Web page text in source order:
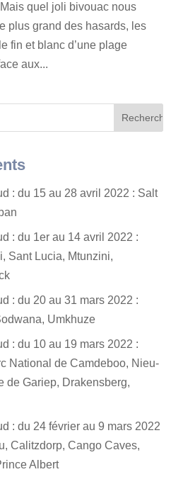
quel joli bivouac nous
plus grand des hasards, les
fin et blanc d’une plage
aux...
: du 15 au 28 avril 2022 : Salt
: du 1er au 14 avril 2022 :
Sant Lucia, Mtunzini,
: du 20 au 31 mars 2022 :
Umkhuze
: du 10 au 19 mars 2022 :
National de Camdeboo, Nieu-
de Gariep, Drakensberg,
: du 24 février au 9 mars 2022
Calitzdorp, Cango Caves,
Albert